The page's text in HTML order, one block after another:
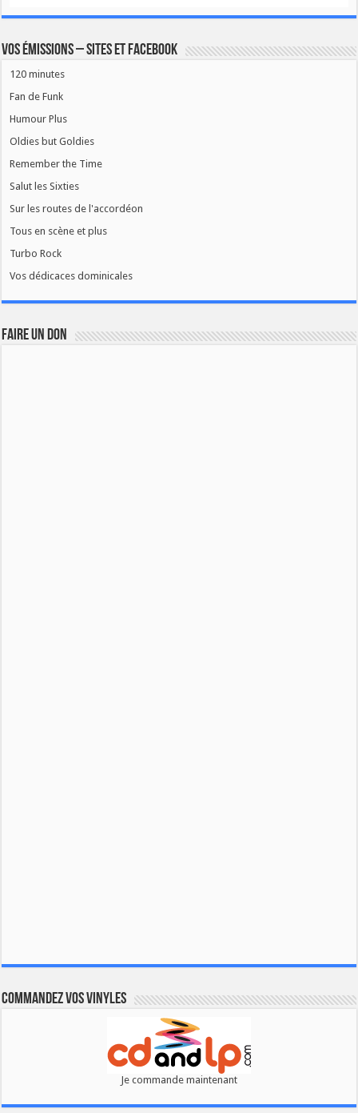
Vos émissions – Sites et Facebook
120 minutes
Fan de Funk
Humour Plus
Oldies but Goldies
Remember the Time
Salut les Sixties
Sur les routes de l'accordéon
Tous en scène et plus
Turbo Rock
Vos dédicaces dominicales
FAIRE UN DON
Commandez vos vinyles
Je commande maintenant